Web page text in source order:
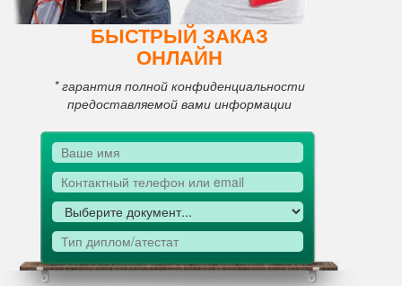
БЫСТРЫЙ ЗАКАЗ
ОНЛАЙН
* гарантия полной конфиденциальности
предоставляемой вами информации